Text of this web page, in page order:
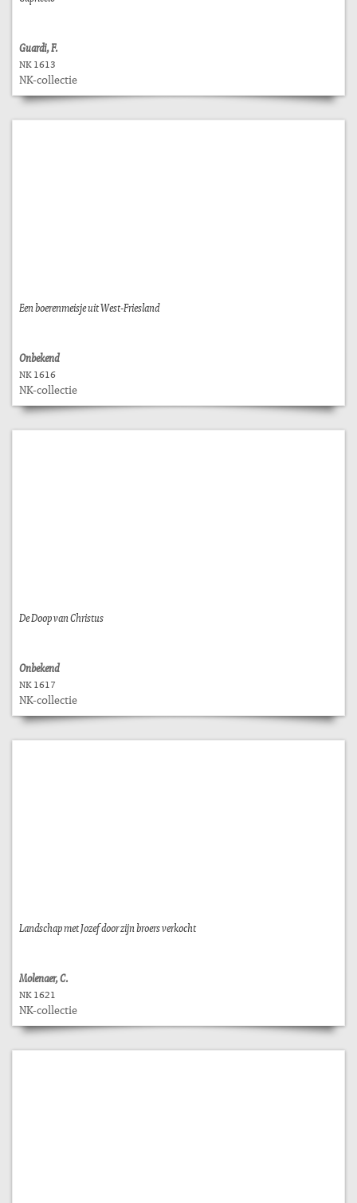
Guardi, F.
NK 1613
NK-collectie
Een boerenmeisje uit West-Friesland
Onbekend
NK 1616
NK-collectie
De Doop van Christus
Onbekend
NK 1617
NK-collectie
Landschap met Jozef door zijn broers verkocht
Molenaer, C.
NK 1621
NK-collectie